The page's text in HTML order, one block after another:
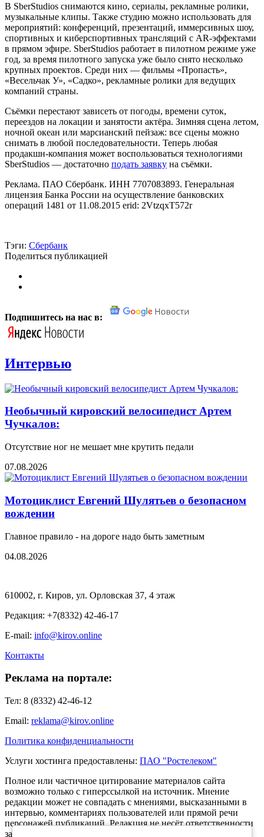
В SberStudios снимаются кино, сериалы, рекламные ролики,
музыкальные клипы. Также студию можно использовать для
мероприятий: конференций, презентаций, иммерсивных шоу,
спортивных и киберспортивных трансляций с AR-эффектами
в прямом эфире. SberStudios работает в пилотном режиме уже
год, за время пилотного запуска уже было снято несколько
крупных проектов. Среди них — фильмы «Пропасть»,
«Весельчак У», «Садко», рекламные ролики для ведущих
компаний страны.
Съёмки перестают зависеть от погоды, времени суток,
переездов на локации и занятости актёра. Зимняя сцена летом,
ночной океан или марсианский пейзаж: все сцены можно
снимать в любой последовательности. Теперь любая
продакшн-компания может воспользоваться технологиями
SberStudios — достаточно подать заявку на съёмки.
Реклама. ПАО Сбербанк. ИНН 7707083893. Генеральная
лицензия Банка России на осуществление банковских
операций 1481 от 11.08.2015 erid: 2VtzqxT572r
Тэги: Сбербанк
Поделиться публикацией
Подпишитесь на нас в:
Интервью
Необычный кировский велосипедист Артем
Чучкалов:
Отсутствие ног не мешает мне крутить педали
07.08.2026
Мотоциклист Евгений Шулятьев о безопасном
вождении
Главное правило - на дороге надо быть заметным
04.08.2026
610002, г. Киров, ул. Орловская 37, 4 этаж
Редакция: +7(8332) 42-46-17
E-mail: info@kirov.online
Контакты
Реклама на портале:
Тел: 8 (8332) 42-46-12
Email: reklama@kirov.online
Политика конфиденциальности
Услуги хостинга предоставлены: ПАО "Ростелеком"
Полное или частичное цитирование материалов сайта
возможно только с гиперссылкой на источник. Мнение
редакции может не совпадать с мнениями, высказанными в
интервью, комментариях пользователей или прямой речи
персонажей публикаций. Редакция не несёт ответственности
за текст комментариев читателей.